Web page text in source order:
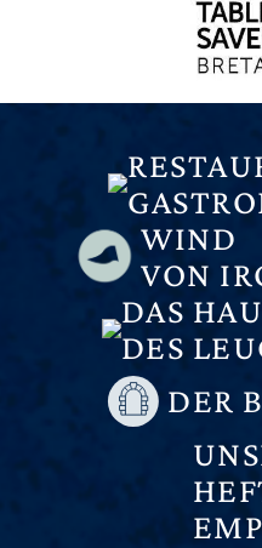
WIND
VON
DAS
DES
DER